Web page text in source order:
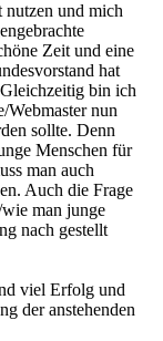
und mich
Zeit und eine
hat
bin ich
Webmaster nun
sollte. Denn
Menschen für
man auch
Auch die Frage
man junge
nach gestellt
viel Erfolg und
der anstehenden